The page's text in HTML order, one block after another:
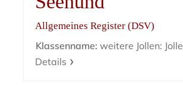
Allgemeines Register (DSV)
Klassenname: weitere Jollen: Jolle
Details